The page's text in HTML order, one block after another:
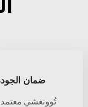
ضمان
تُوونغشي